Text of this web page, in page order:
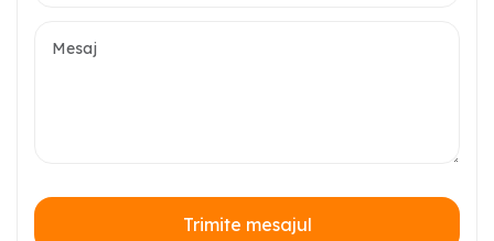
Trimite mesajul